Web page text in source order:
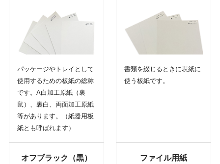
パッケージやトレイとして
使用するための板紙の総称
です。A白加工原紙（裏
鼠）、裏白、両面加工原紙
等があります。（紙器用板
紙とも呼ばれます）
書類を綴じるときに表紙に
使う板紙です。
オフブラック（黒） ファイル用紙